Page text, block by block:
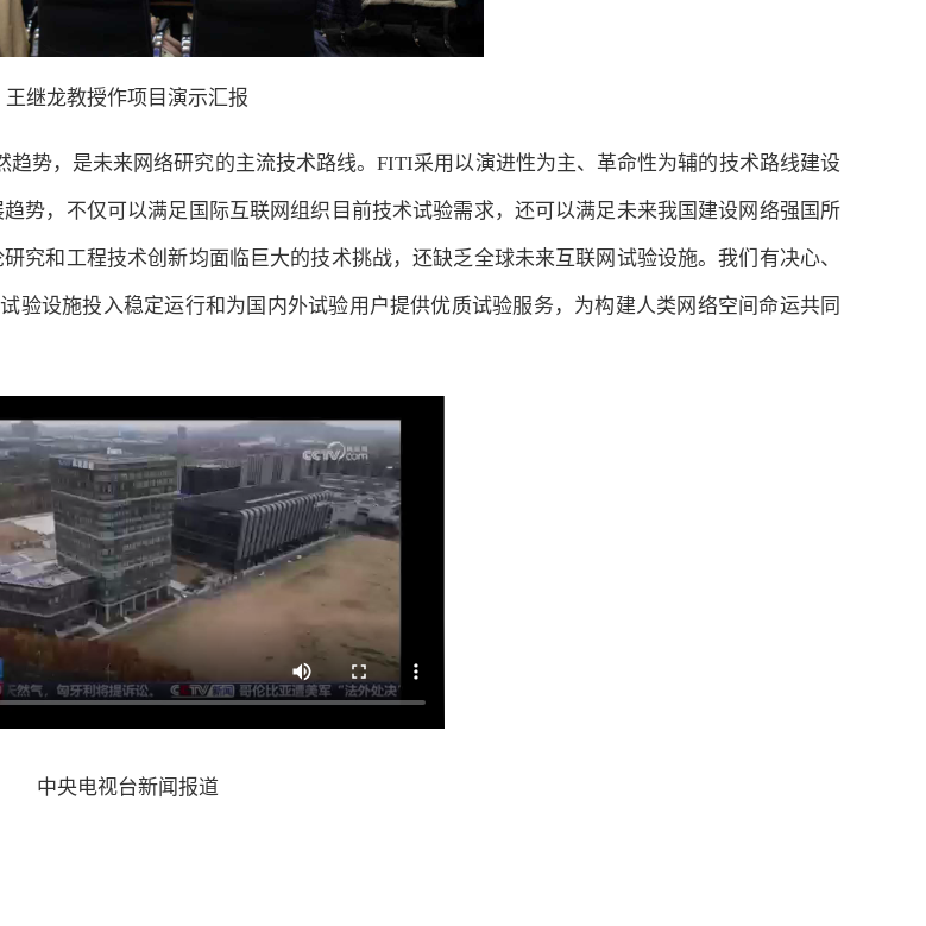
王继龙教授作项目演示汇报
势，是未来网络研究的主流技术路线。FITI采用以演进性为主、革命性为辅的技术路线建设
势，不仅可以满足国际互联网组织目前技术试验需求，还可以满足未来我国建设网络强国所
究和工程技术创新均面临巨大的技术挑战，还缺乏全球未来互联网试验设施。我们有决心、
验设施投入稳定运行和为国内外试验用户提供优质试验服务，为构建人类网络空间命运共同
中央电视台新闻报道